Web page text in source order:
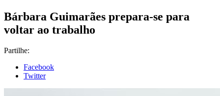
Bárbara Guimarães prepara-se para
voltar ao trabalho
Partilhe:
Facebook
Twitter